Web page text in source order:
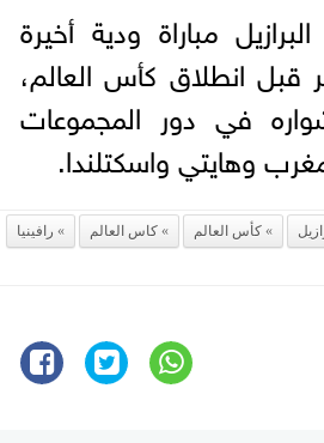
مباراة ودية أخيرة
انطلاق كأس العالم،
في دور المجموعات
وهايتي واسكتلندا.
كأس العالم كاس العالم
رافينيا